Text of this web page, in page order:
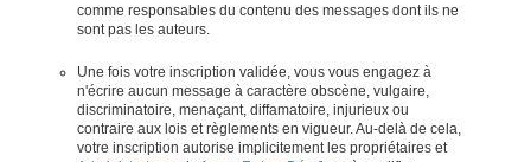
comme responsables du contenu des messages dont ils ne
sont pas les auteurs.
Une fois votre inscription validée, vous vous engagez à
n'écrire aucun message à caractère obscène, vulgaire,
discriminatoire, menaçant, diffamatoire, injurieux ou
contraire aux lois et règlements en vigueur. Au-delà de cela,
votre inscription autorise implicitement les propriétaires et